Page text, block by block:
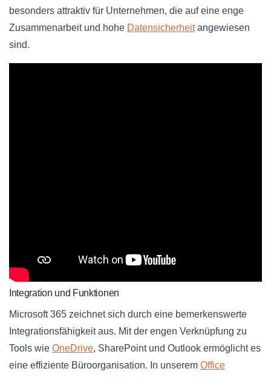
besonders attraktiv für Unternehmen, die auf eine enge
Zusammenarbeit und hohe Datensicherheitangewiesen
sind.
Integration und Funktionen
Microsoft 365 zeichnet sich durch eine bemerkenswerte
Integrationsfähigkeit aus. Mit der engen Verknüpfung zu
Tools wie OneDrive, SharePoint und Outlook ermöglicht es
eine effiziente Büroorganisation. In unserem Office